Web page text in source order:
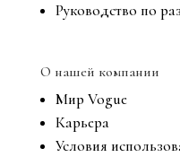
Руководство по
О нашей компании
Мир Vogue
Карьера
Условия